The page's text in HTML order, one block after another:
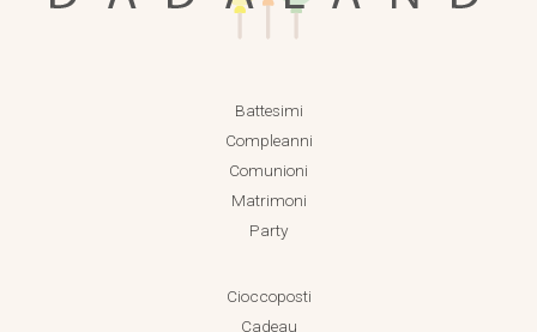
Battesimi
Compleanni
Comunioni
Matrimoni
Party
Cioccoposti
Cadeau